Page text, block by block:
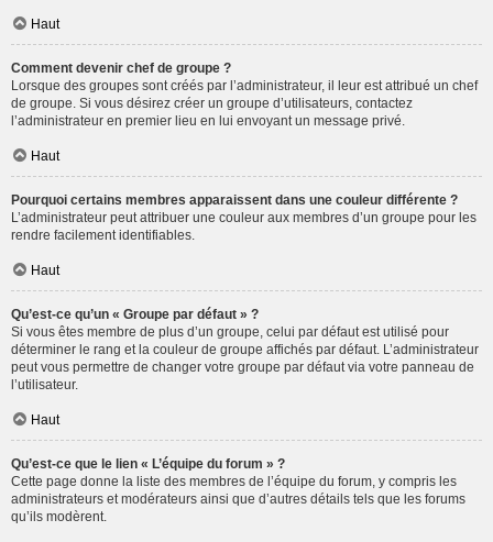
Haut
Comment devenir chef de groupe ?
Lorsque des groupes sont créés par l’administrateur, il leur est attribué un chef
de groupe. Si vous désirez créer un groupe d’utilisateurs, contactez
l’administrateur en premier lieu en lui envoyant un message privé.
Haut
Pourquoi certains membres apparaissent dans une couleur différente ?
L’administrateur peut attribuer une couleur aux membres d’un groupe pour les
rendre facilement identifiables.
Haut
Qu’est-ce qu’un « Groupe par défaut » ?
Si vous êtes membre de plus d’un groupe, celui par défaut est utilisé pour
déterminer le rang et la couleur de groupe affichés par défaut. L’administrateur
peut vous permettre de changer votre groupe par défaut via votre panneau de
l’utilisateur.
Haut
Qu’est-ce que le lien « L’équipe du forum » ?
Cette page donne la liste des membres de l’équipe du forum, y compris les
administrateurs et modérateurs ainsi que d’autres détails tels que les forums
qu’ils modèrent.